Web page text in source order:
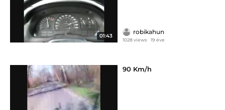
01:43
robikahun
1028 views 19 éve
90 Km/h